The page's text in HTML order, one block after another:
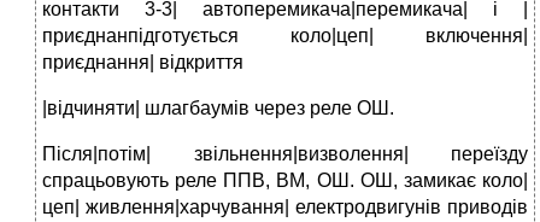
контакти 3-3| автоперемикача|перемикача| і |
приєднанпідготується коло|цеп| включення|
приєднання| відкриття
|відчиняти| шлагбаумів через реле ОШ.
Після|потім| звільнення|визволення| переїзду
спрацьовують реле ППВ, ВМ, ОШ. ОШ, замикає коло|
цеп| живлення|харчування| електродвигунів приводів